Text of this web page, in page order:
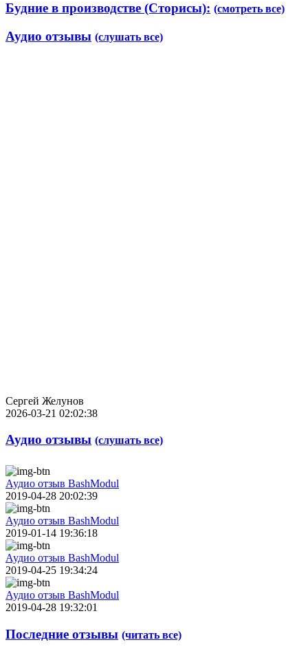
Будние в производстве (Сторисы): (смотреть все)
Аудио отзывы (слушать все)
Сергей Желунов
2026-03-21 02:02:38
Аудио отзывы (слушать все)
Аудио отзыв BashModul
2019-04-28 20:02:39
Аудио отзыв BashModul
2019-01-14 19:36:18
Аудио отзыв BashModul
2019-04-25 19:34:24
Аудио отзыв BashModul
2019-04-28 19:32:01
Последние отзывы (читать все)